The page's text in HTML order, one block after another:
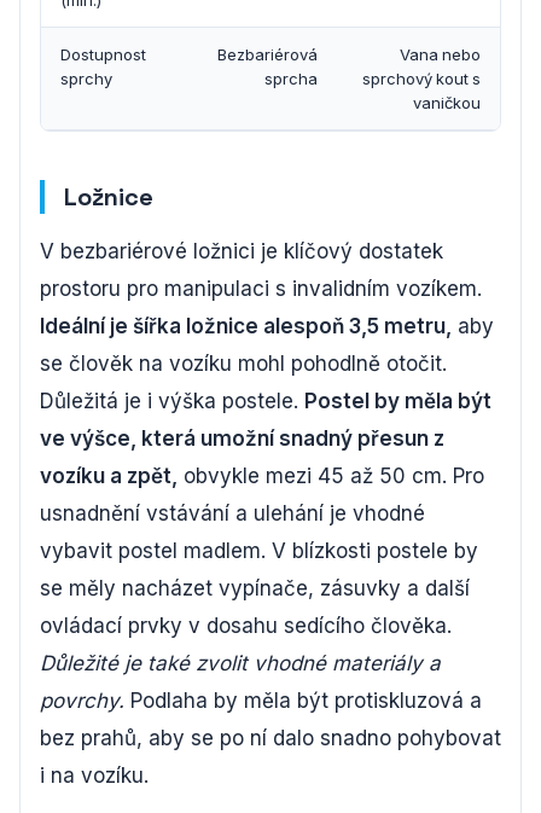
Dostupnost
sprchy
Bezbariérová
sprcha
Vana nebo
sprchový kout s
vaničkou
Ložnice
V bezbariérové ložnici je klíčový dostatek
prostoru pro manipulaci s invalidním vozíkem.
Ideální je šířka ložnice alespoň 3,5 metru, aby
se člověk na vozíku mohl pohodlně otočit.
Důležitá je i výška postele. Postel by měla být
ve výšce, která umožní snadný přesun z
vozíku a zpět, obvykle mezi 45 až 50 cm. Pro
usnadnění vstávání a ulehání je vhodné
vybavit postel madlem. V blízkosti postele by
se měly nacházet vypínače, zásuvky a další
ovládací prvky v dosahu sedícího člověka.
Důležité je také zvolit vhodné materiály a
povrchy. Podlaha by měla být protiskluzová a
bez prahů, aby se po ní dalo snadno pohybovat
i na vozíku.